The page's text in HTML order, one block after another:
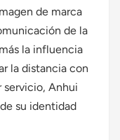
de marca
de la
la influencia
la distancia con
servicio, Anhui
su identidad